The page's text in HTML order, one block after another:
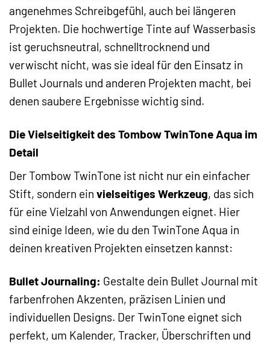
angenehmes Schreibgefühl, auch bei längeren
Projekten. Die hochwertige Tinte auf Wasserbasis
ist geruchsneutral, schnelltrocknend und
verwischt nicht, was sie ideal für den Einsatz in
Bullet Journals und anderen Projekten macht, bei
denen saubere Ergebnisse wichtig sind.
Die Vielseitigkeit des Tombow TwinTone Aqua im
Detail
Der Tombow TwinTone ist nicht nur ein einfacher
Stift, sondern ein vielseitiges Werkzeug, das sich
für eine Vielzahl von Anwendungen eignet. Hier
sind einige Ideen, wie du den TwinTone Aqua in
deinen kreativen Projekten einsetzen kannst:
Bullet Journaling: Gestalte dein Bullet Journal mit
farbenfrohen Akzenten, präzisen Linien und
individuellen Designs. Der TwinTone eignet sich
perfekt, um Kalender, Tracker, Überschriften und